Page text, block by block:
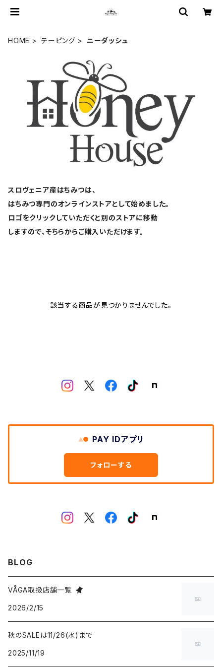
HOME テーピング ニーダッシュ
スロヴェニア産はちみつは、
はちみつ専門のオンラインストアとして始めました。
ロゴをクリックしていただくと別のストアに移動
しますので、そちらからご購入いただけます。
該当する商品が見つかりませんでした。
PAY IDアプリ
フォローする
BLOG
VÅGA取扱店舗一覧
2026/2/15
秋のSALEは11/26(水)まで
2025/11/19